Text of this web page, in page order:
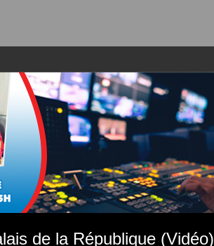
de la République (Vidéo)